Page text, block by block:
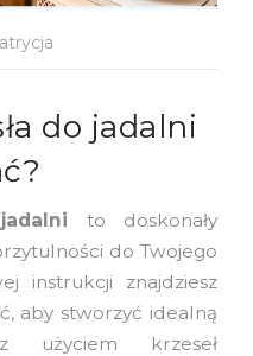
do jadalni
to doskonały
do Twojego
instrukcji znajdziesz
aby stworzyć idealną
użyciem krzeseł